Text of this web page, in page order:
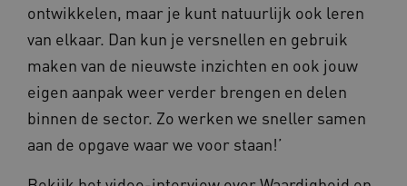
ontwikkelen, maar je kunt natuurlijk ook leren
van elkaar. Dan kun je versnellen en gebruik
maken van de nieuwste inzichten en ook jouw
eigen aanpak weer verder brengen en delen
binnen de sector. Zo werken we sneller samen
aan de opgave waar we voor staan!’
__Secure-ROLLOUT_TOKEN .youtube.com
Microsoft Corporation
.waardigheidentrots.nl